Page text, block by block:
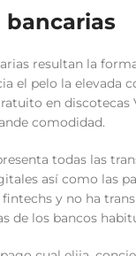
bancarias
resultan la
el pelo la elevada
en
comodidad.
todas las
así­ como las
y no ha
de los bancos